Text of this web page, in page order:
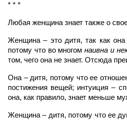
* * *
Любая женщина знает также о
Женщина – это дитя, так как
потому что во многомнаивна и
том, чего она не знает. Отсюда
Она – дитя, потому что ее
постижения вещей; интуиция –
она, как правило, знает меньше
Женщина – дитя, потому что ее